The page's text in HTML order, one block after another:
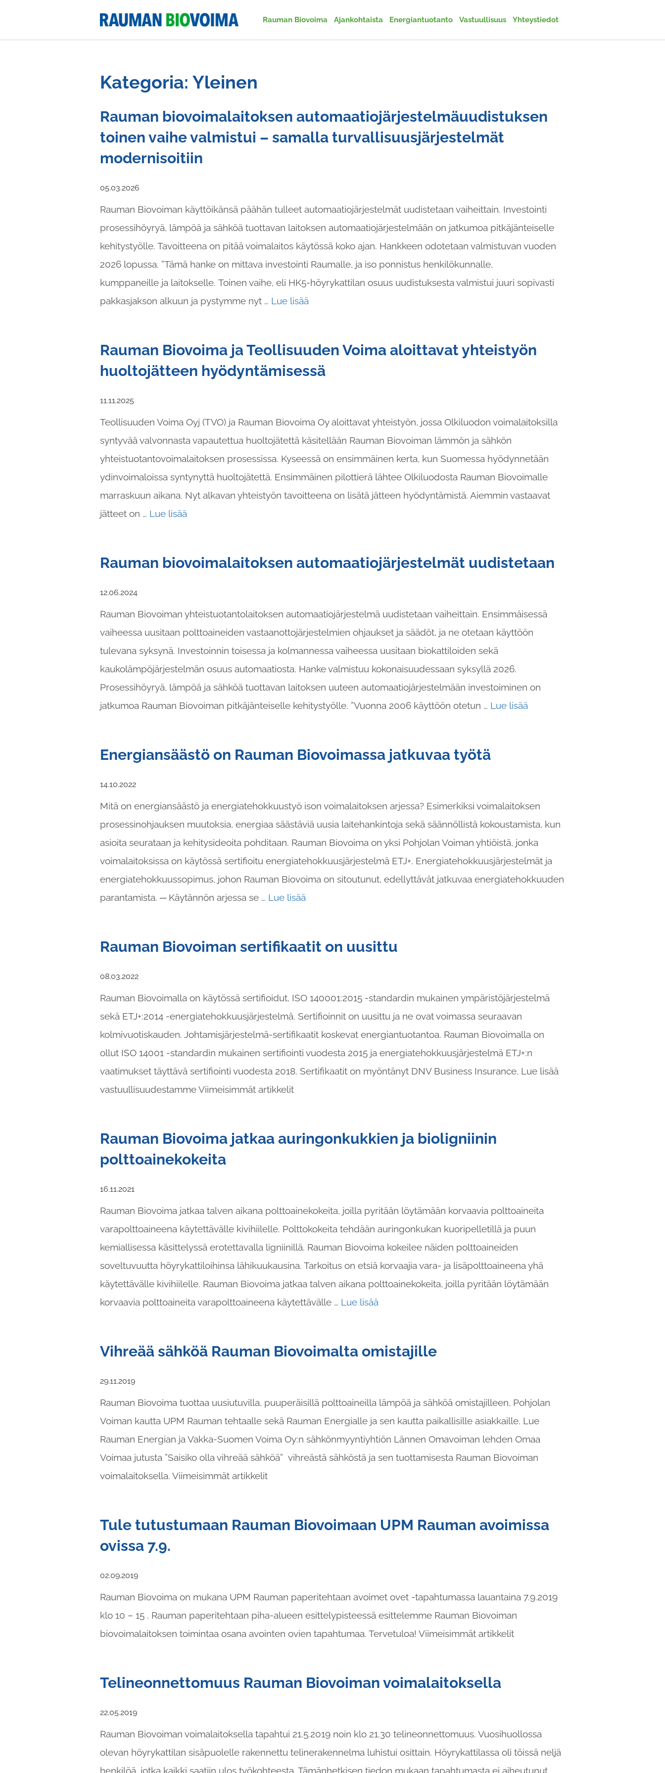
Rauman Biovoima Ajankohtaista Energiantuotanto Vastuullisuus Yhteystiedot
Kategoria: Yleinen
Rauman biovoimalaitoksen automaatiojärjestelmäuudistuksen
toinen vaihe valmistui – samalla turvallisuusjärjestelmät
modernisoitiin
05.03.2026
Rauman Biovoiman käyttöikänsä päähän tulleet automaatiojärjestelmät uudistetaan vaiheittain. Investointi
prosessihöyryä, lämpöä ja sähköä tuottavan laitoksen automaatiojärjestelmään on jatkumoa pitkäjänteiselle
kehitystyölle. Tavoitteena on pitää voimalaitos käytössä koko ajan. Hankkeen odotetaan valmistuvan vuoden
2026 lopussa. ”Tämä hanke on mittava investointi Raumalle, ja iso ponnistus henkilökunnalle,
kumppaneille ja laitokselle. Toinen vaihe, eli HK5-höyrykattilan osuus uudistuksesta valmistui juuri sopivasti
pakkasjakson alkuun ja pystymme nyt … Lue lisää
Rauman Biovoima ja Teollisuuden Voima aloittavat yhteistyön
huoltojätteen hyödyntämisessä
11.11.2025
Teollisuuden Voima Oyj (TVO) ja Rauman Biovoima Oy aloittavat yhteistyön, jossa Olkiluodon voimalaitoksilla
syntyvää valvonnasta vapautettua huoltojätettä käsitellään Rauman Biovoiman lämmön ja sähkön
yhteistuotantovoimalaitoksen prosessissa. Kyseessä on ensimmäinen kerta, kun Suomessa hyödynnetään
ydinvoimaloissa syntynyttä huoltojätettä. Ensimmäinen pilottierä lähtee Olkiluodosta Rauman Biovoimalle
marraskuun aikana. Nyt alkavan yhteistyön tavoitteena on lisätä jätteen hyödyntämistä. Aiemmin vastaavat
jätteet on … Lue lisää
Rauman biovoimalaitoksen automaatiojärjestelmät uudistetaan
12.06.2024
Rauman Biovoiman yhteistuotantolaitoksen automaatiojärjestelmä uudistetaan vaiheittain. Ensimmäisessä
vaiheessa uusitaan polttoaineiden vastaanottojärjestelmien ohjaukset ja säädöt, ja ne otetaan käyttöön
tulevana syksynä. Investoinnin toisessa ja kolmannessa vaiheessa uusitaan biokattiloiden sekä
kaukolämpöjärjestelmän osuus automaatiosta. Hanke valmistuu kokonaisuudessaan syksyllä 2026.
Prosessihöyryä, lämpöä ja sähköä tuottavan laitoksen uuteen automaatiojärjestelmään investoiminen on
jatkumoa Rauman Biovoiman pitkäjänteiselle kehitystyölle. ”Vuonna 2006 käyttöön otetun … Lue lisää
Energiansäästö on Rauman Biovoimassa jatkuvaa työtä
14.10.2022
Mitä on energiansäästö ja energiatehokkuustyö ison voimalaitoksen arjessa? Esimerkiksi voimalaitoksen
prosessinohjauksen muutoksia, energiaa säästäviä uusia laitehankintoja sekä säännöllistä kokoustamista, kun
asioita seurataan ja kehitysideoita pohditaan. Rauman Biovoima on yksi Pohjolan Voiman yhtiöistä, jonka
voimalaitoksissa on käytössä sertifioitu energiatehokkuusjärjestelmä ETJ+. Energiatehokkuusjärjestelmät ja
energiatehokkuussopimus, johon Rauman Biovoima on sitoutunut, edellyttävät jatkuvaa energiatehokkuuden
parantamista. ─ Käytännön arjessa se … Lue lisää
Rauman Biovoiman sertifikaatit on uusittu
08.03.2022
Rauman Biovoimalla on käytössä sertifioidut, ISO 140001:2015 -standardin mukainen ympäristöjärjestelmä
sekä ETJ+:2014 -energiatehokkuusjärjestelmä. Sertifioinnit on uusittu ja ne ovat voimassa seuraavan
kolmivuotiskauden. Johtamisjärjestelmä-sertifikaatit koskevat energiantuotantoa. Rauman Biovoimalla on
ollut ISO 14001 -standardin mukainen sertifiointi vuodesta 2015 ja energiatehokkuusjärjestelmä ETJ+:n
vaatimukset täyttävä sertifiointi vuodesta 2018. Sertifikaatit on myöntänyt DNV Business Insurance. Lue lisää
vastuullisuudestamme Viimeisimmät artikkelit
Rauman Biovoima jatkaa auringonkukkien ja bioligniinin
polttoainekokeita
16.11.2021
Rauman Biovoima jatkaa talven aikana polttoainekokeita, joilla pyritään löytämään korvaavia polttoaineita
varapolttoaineena käytettävälle kivihiilelle. Polttokokeita tehdään auringonkukan kuoripelletillä ja puun
kemiallisessa käsittelyssä erotettavalla ligniinillä. Rauman Biovoima kokeilee näiden polttoaineiden
soveltuvuutta höyrykattiloihinsa lähikuukausina. Tarkoitus on etsiä korvaajia vara- ja lisäpolttoaineena yhä
käytettävälle kivihiilelle. Rauman Biovoima jatkaa talven aikana polttoainekokeita, joilla pyritään löytämään
korvaavia polttoaineita varapolttoaineena käytettävälle … Lue lisää
Vihreää sähköä Rauman Biovoimalta omistajille
29.11.2019
Rauman Biovoima tuottaa uusiutuvilla, puuperäisillä polttoaineilla lämpöä ja sähköä omistajilleen, Pohjolan
Voiman kautta UPM Rauman tehtaalle sekä Rauman Energialle ja sen kautta paikallisille asiakkaille. Lue
Rauman Energian ja Vakka-Suomen Voima Oy:n sähkönmyyntiyhtiön Lännen Omavoiman lehden Omaa
Voimaa jutusta ”Saisiko olla vihreää sähköä” vihreästä sähköstä ja sen tuottamisesta Rauman Biovoiman
voimalaitoksella. Viimeisimmät artikkelit
Tule tutustumaan Rauman Biovoimaan UPM Rauman avoimissa
ovissa 7.9.
02.09.2019
Rauman Biovoima on mukana UPM Rauman paperitehtaan avoimet ovet -tapahtumassa lauantaina 7.9.2019
klo 10 – 15 . Rauman paperitehtaan piha-alueen esittelypisteessä esittelemme Rauman Biovoiman
biovoimalaitoksen toimintaa osana avointen ovien tapahtumaa. Tervetuloa! Viimeisimmät artikkelit
Telineonnettomuus Rauman Biovoiman voimalaitoksella
22.05.2019
Rauman Biovoiman voimalaitoksella tapahtui 21.5.2019 noin klo 21.30 telineonnettomuus. Vuosihuollossa
olevan höyrykattilan sisäpuolelle rakennettu telinerakennelma luhistui osittain. Höyrykattilassa oli töissä neljä
henkilöä, jotka kaikki saatiin ulos työkohteesta. Tämänhetkisen tiedon mukaan tapahtumasta ei aiheutunut